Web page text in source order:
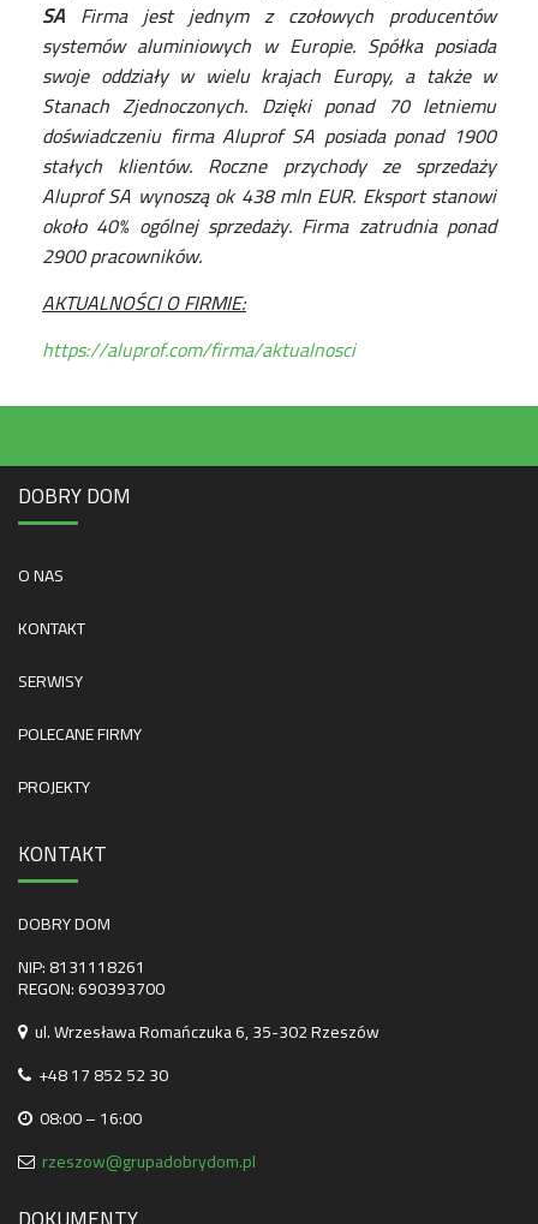
SA Firma jest jednym z czołowych producentów
systemów aluminiowych w Europie. Spółka posiada
swoje oddziały w wielu krajach Europy, a także w
Stanach Zjednoczonych. Dzięki ponad 70 letniemu
doświadczeniu firma Aluprof SA posiada ponad 1900
stałych klientów. Roczne przychody ze sprzedaży
Aluprof SA wynoszą ok 438 mln EUR. Eksport stanowi
około 40% ogólnej sprzedaży. Firma zatrudnia ponad
2900 pracowników.
AKTUALNOŚCI O FIRMIE:
https://aluprof.com/firma/aktualnosci
DOBRY DOM
O NAS
KONTAKT
SERWISY
POLECANE FIRMY
PROJEKTY
KONTAKT
DOBRY DOM
NIP: 8131118261
REGON: 690393700
ul. Wrzesława Romańczuka 6, 35-302 Rzeszów
+48 17 852 52 30
08:00 – 16:00
rzeszow@grupadobrydom.pl